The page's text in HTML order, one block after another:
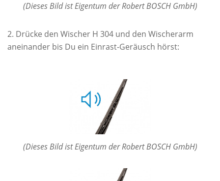
(Dieses Bild ist Eigentum der Robert BOSCH GmbH)
Drücke den Wischer H 304 und den Wischerarm
aneinander bis Du ein Einrast-Geräusch hörst:
(Dieses Bild ist Eigentum der Robert BOSCH GmbH)